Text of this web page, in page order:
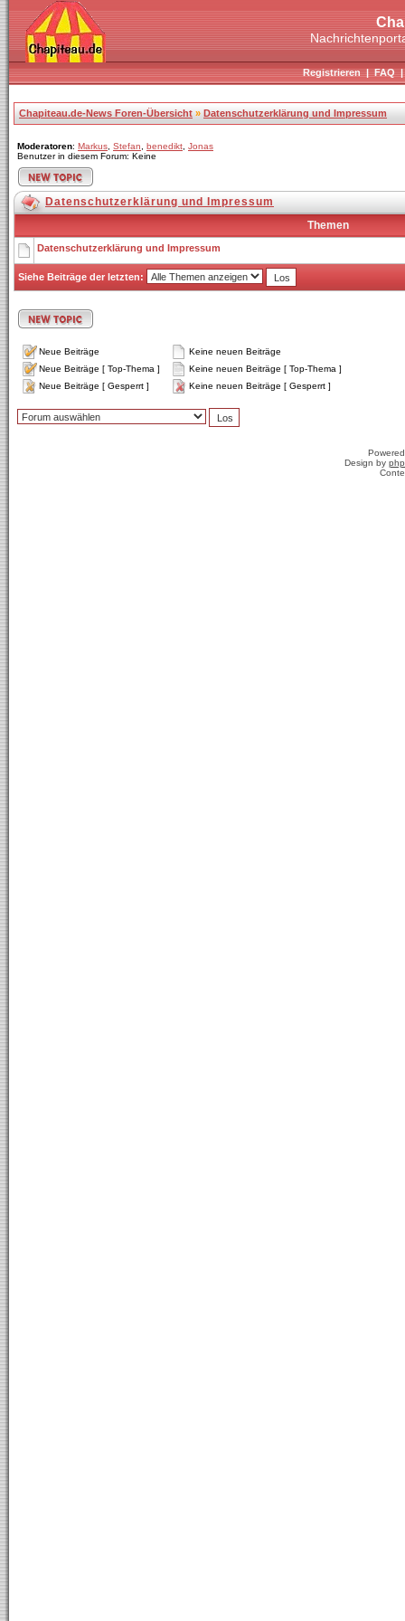
Registrieren|FAQ
Chapiteau.de-News Foren-Übersicht » Datenschutzerklärung und Impressum
Moderatoren: Markus Stefan benedikt Jonas
Benutzer in diesem Forum: Keine
Datenschutzerklärung und Impressum
Themen
Datenschutzerklärung und Impressum
Siehe Beiträge der letzten:
Neue Beiträge
Keine neuen Beiträge
Neue Beiträge [ Top-Thema ]
Keine neuen Beiträge [ Top-Thema ]
Neue Beiträge [ Gesperrt ]
Keine neuen Beiträge [ Gesperrt ]
Design by